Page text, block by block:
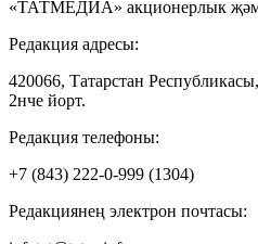
«ТАТМЕДИА» акционерлык
Редакция адресы:
420066, Татарстан
2нче йорт.
Редакция телефоны:
+7 (843) 222-0-999 (1304)
Редакциянең электрон почтасы: